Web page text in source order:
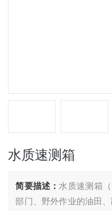
水质速测箱
简要描述： 水质速测箱
部门、野外作业的油田